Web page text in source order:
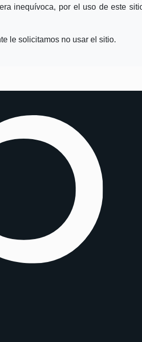
inequívoca, por el uso de este
le solicitamos no usar el sitio.